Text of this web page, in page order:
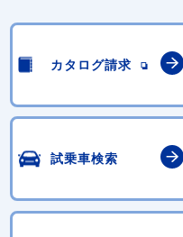
カタログ請求
試乗車検索